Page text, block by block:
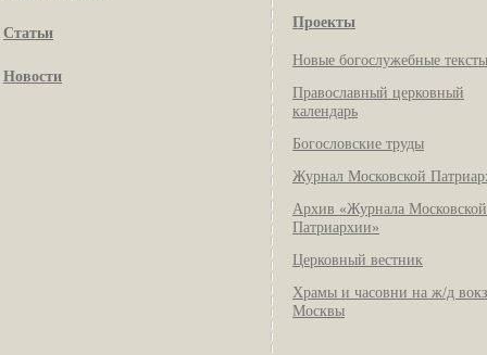
Статьи
Новости
Проекты
Новые богослужебные тексты
Православный церковный
календарь
Богословские труды
Журнал Московской
Архив «Журнала Московской
Патриархии»
Церковный вестник
Храмы и часовни на ж/д
Москвы